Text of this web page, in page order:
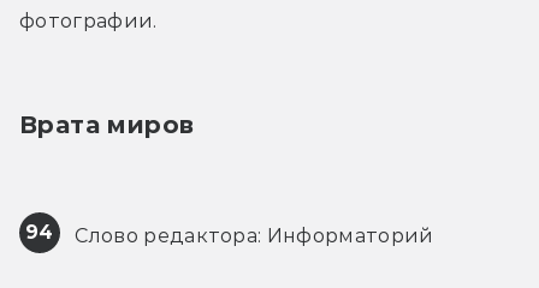
фотографии.
Врата миров
94 Слово редактора: Информаторий